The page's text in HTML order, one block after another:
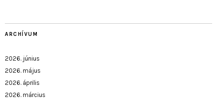
ARCHÍVUM
2026. június
2026. május
2026. április
2026. március